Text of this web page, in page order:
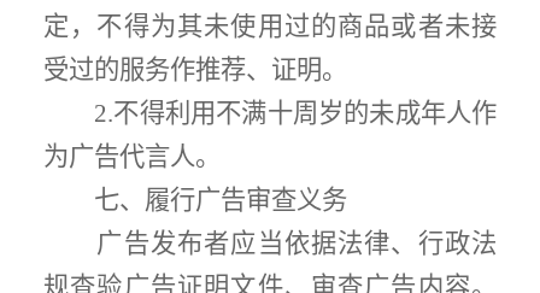
定，不得为其未使用过的商品或者未接
受过的服务作推荐、证明。
2.不得利用不满十周岁的未成年人作
为广告代言人。
七、履行广告审查义务
广告发布者应当依据法律、行政法
规查验广告证明文件、审查广告内容。